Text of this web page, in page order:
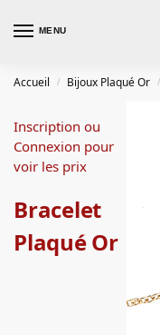
MENU
Accueil / Bijoux Plaqué Or /
Inscription ou
Connexion pour
voir les prix
Bracelet
Plaqué Or